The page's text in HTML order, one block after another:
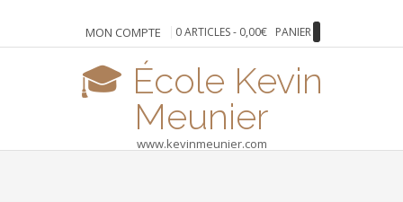
MON COMPTE 0 ARTICLES - 0,00€ PANIER
🎓 École Kevin
Meunier
www.kevinmeunier.com